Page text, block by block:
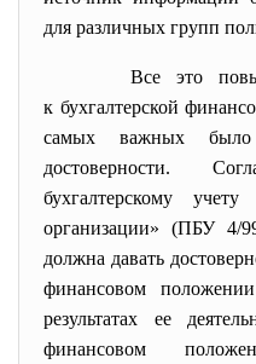
для различных групп
Все это
к бухгалтерской
самых важных было
достоверности.
бухгалтерскому учету
организации» (ПБУ 4/
должна давать
финансовом
результатах ее
финансовом